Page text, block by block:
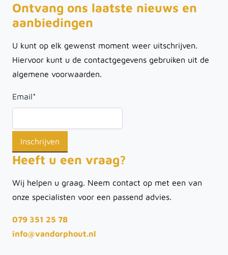
Ontvang ons laatste nieuws en
aanbiedingen
U kunt op elk gewenst moment weer uitschrijven.
Hiervoor kunt u de contactgegevens gebruiken uit de
algemene voorwaarden.
Email*
Heeft u een vraag?
Wij helpen u graag. Neem contact op met een van
onze specialisten voor een passend advies.
079 351 25 78
info@vandorphout.nl